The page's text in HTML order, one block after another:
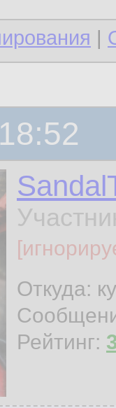
|
Откуда:
Рейтинг: